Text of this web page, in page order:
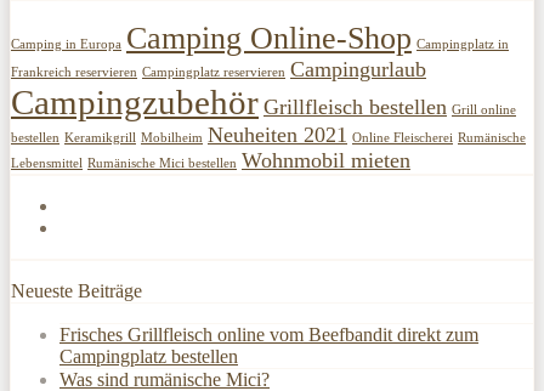
Camping in Europa Camping Online-Shop Campingplatz in
Frankreich reservieren Campingplatz reservieren Campingurlaub
Campingzubehör Grillfleisch bestellen Grill online
bestellen Keramikgrill Mobilheim Neuheiten 2021 Online Fleischerei Rumänische
Lebensmittel Rumänische Mici bestellen Wohnmobil mieten
Neueste Beiträge
Frisches Grillfleisch online vom Beefbandit direkt zum
Campingplatz bestellen
Was sind rumänische Mici?